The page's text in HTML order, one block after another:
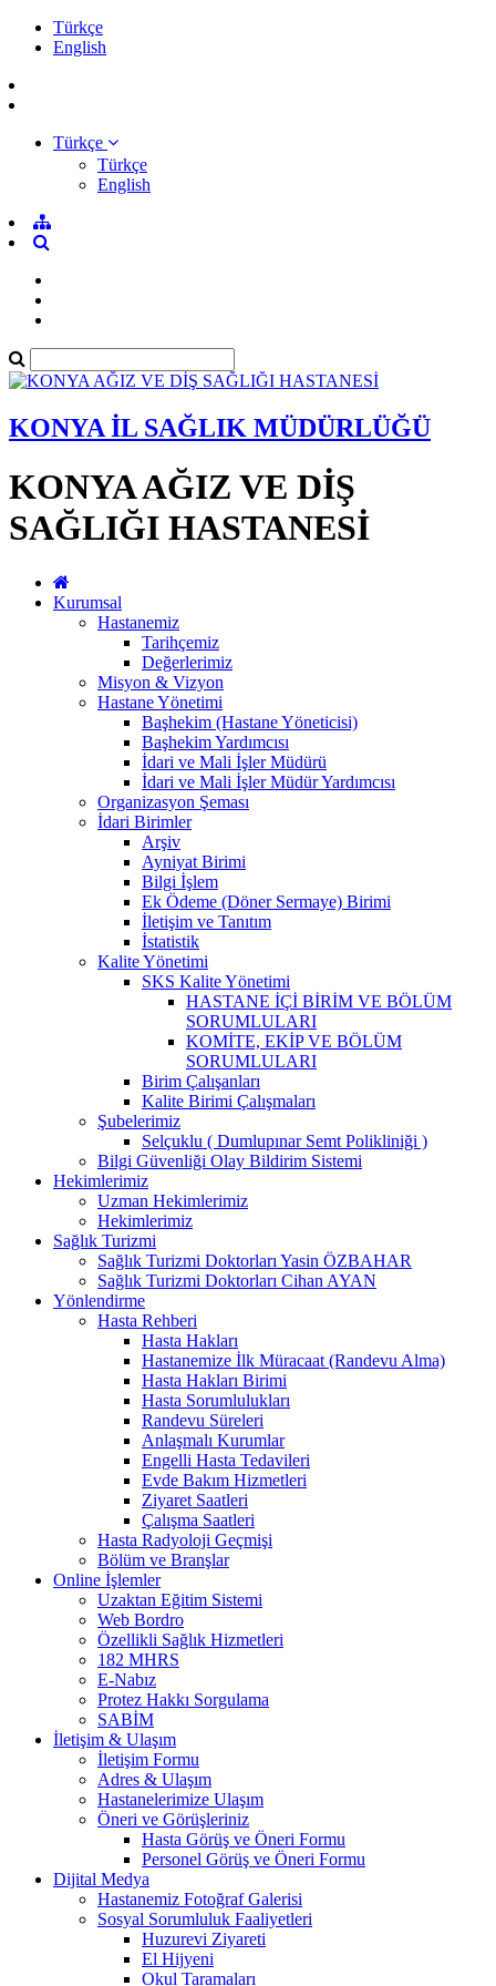
Türkçe
English
Türkçe
Türkçe
English
KONYA İL SAĞLIK MÜDÜRLÜĞÜ
KONYA AĞIZ VE DİŞ
SAĞLIĞI HASTANESİ
Kurumsal
Hastanemiz
Tarihçemiz
Değerlerimiz
Misyon & Vizyon
Hastane Yönetimi
Başhekim (Hastane Yöneticisi)
Başhekim Yardımcısı
İdari ve Mali İşler Müdürü
İdari ve Mali İşler Müdür Yardımcısı
Organizasyon Şeması
İdari Birimler
Arşiv
Ayniyat Birimi
Bilgi İşlem
Ek Ödeme (Döner Sermaye) Birimi
İletişim ve Tanıtım
İstatistik
Kalite Yönetimi
SKS Kalite Yönetimi
HASTANE İÇİ BİRİM VE BÖLÜM
SORUMLULARI
KOMİTE, EKİP VE BÖLÜM
SORUMLULARI
Birim Çalışanları
Kalite Birimi Çalışmaları
Şubelerimiz
Selçuklu ( Dumlupınar Semt Polikliniği )
Bilgi Güvenliği Olay Bildirim Sistemi
Hekimlerimiz
Uzman Hekimlerimiz
Hekimlerimiz
Sağlık Turizmi
Sağlık Turizmi Doktorları Yasin ÖZBAHAR
Sağlık Turizmi Doktorları Cihan AYAN
Yönlendirme
Hasta Rehberi
Hasta Hakları
Hastanemize İlk Müracaat (Randevu Alma)
Hasta Hakları Birimi
Hasta Sorumlulukları
Randevu Süreleri
Anlaşmalı Kurumlar
Engelli Hasta Tedavileri
Evde Bakım Hizmetleri
Ziyaret Saatleri
Çalışma Saatleri
Hasta Radyoloji Geçmişi
Bölüm ve Branşlar
Online İşlemler
Uzaktan Eğitim Sistemi
Web Bordro
Özellikli Sağlık Hizmetleri
182 MHRS
E-Nabız
Protez Hakkı Sorgulama
SABİM
İletişim & Ulaşım
İletişim Formu
Adres & Ulaşım
Hastanelerimize Ulaşım
Öneri ve Görüşleriniz
Hasta Görüş ve Öneri Formu
Personel Görüş ve Öneri Formu
Dijital Medya
Hastanemiz Fotoğraf Galerisi
Sosyal Sorumluluk Faaliyetleri
Huzurevi Ziyareti
El Hijyeni
Okul Taramaları